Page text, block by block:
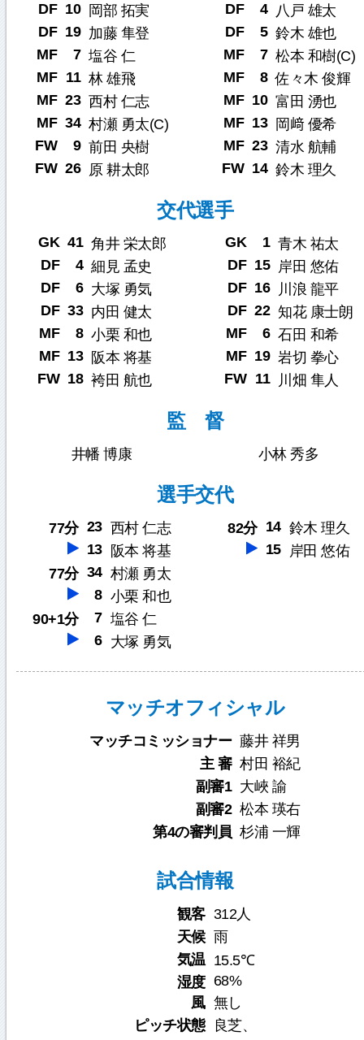
DF 10
岡部 拓実
DF 19 加藤 隼登
MF
7 塩谷 仁
MF 11 林 雄飛
MF 23 西村 仁志
MF 34 村瀬 勇太(C)
FW
9 前田 央樹
FW 26 原 耕太郎
DF
4 八戸 雄太
DF
5 鈴木 雄也
MF
7 松本 和樹(C)
MF
8 佐々木 俊輝
MF 10 富田 湧也
MF 13
岡﨑 優希
MF 23 清水 航輔
FW 14 鈴木 理久
交代選手
GK 41 角井 栄太郎
DF
4 細見 孟史
DF
6 大塚 勇気
DF 33 内田 健太
MF
8 小栗 和也
MF 13
阪本 将基
FW 18 袴田 航也
GK 1 青木 祐太
DF 15 岸田 悠佑
DF 16
川浪 龍平
DF 22 知花 康士朗
MF
6 石田 和希
MF 19 岩切 拳心
FW 11 川畑 隼人
監 督
井幡 博康 小林 秀多
選手交代
77分 23 西村 仁志
13
阪本 将基
77分 34 村瀬 勇太
8 小栗 和也
90+1分
7 塩谷 仁
6 大塚 勇気
82分 14 鈴木 理久
15
岸田 悠佑
マッチオフィシャル
マッチコミッショナー 藤井 祥男
主 審 村田 裕紀
副審1 大峽 諭
副審2 松本 瑛右
第4の審判員 杉浦 一輝
試合情報
観客 312人
天候 雨
気温 15.5℃
湿度 68%
風 無し
ピッチ状態
良芝、